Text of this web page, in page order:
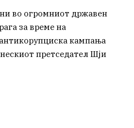
во огромниот државен
за време на
кампања
претседател Шји